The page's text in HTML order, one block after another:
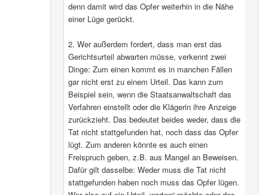
denn damit wird das Opfer weiterhin in die Nähe
einer Lüge gerückt.
2. Wer außerdem fordert, dass man erst das
Gerichtsurteil abwarten müsse, verkennt zwei
Dinge: Zum einen kommt es in manchen Fällen
gar nicht erst zu einem Urteil. Das kann zum
Beispiel sein, wenn die Staatsanwaltschaft das
Verfahren einstellt oder die Klägerin ihre Anzeige
zurückzieht. Das bedeutet beides weder, dass die
Tat nicht stattgefunden hat, noch dass das Opfer
lügt. Zum anderen könnte es auch einen
Freispruch geben, z.B. aus Mangel an Beweisen.
Dafür gilt dasselbe: Weder muss die Tat nicht
stattgefunden haben noch muss das Opfer lügen.